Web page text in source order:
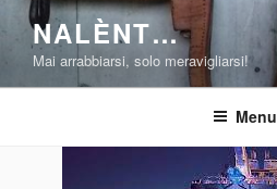
Salta
contenuto
NALÈNT…
Mai arrabbiarsi, solo meravigliarsi!
Menu